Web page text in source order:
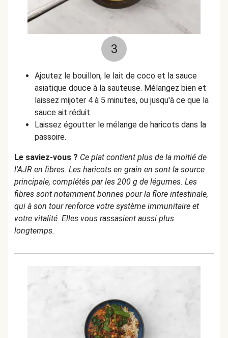
3
Ajoutez le bouillon, le lait de coco et la sauce
asiatique douce à la sauteuse. Mélangez bien et
laissez mijoter 4 à 5 minutes, ou jusqu'à ce que la
sauce ait réduit.
Laissez égoutter le mélange de haricots dans la
passoire.
Le saviez-vous ? Ce plat contient plus de la moitié de
l'AJR en fibres. Les haricots en grain en sont la source
principale, complétés par les 200 g de légumes. Les
fibres sont notamment bonnes pour la flore intestinale,
qui à son tour renforce votre système immunitaire et
votre vitalité. Elles vous rassasient aussi plus
longtemps.